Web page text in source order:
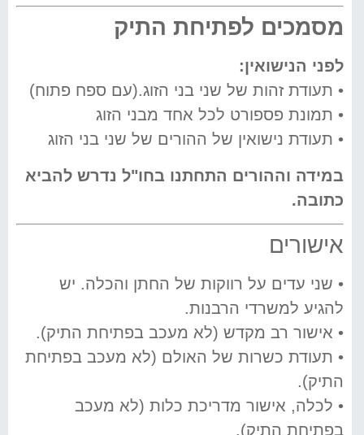
מסמכים לפתיחת התיק
לפני הנישואין:
• תעודת זהות של שני בני הזוג.(עם ספח פתוח)
• תמונת פספורט לכל אחד מבני הזוג
• תעודת נישואין של ההורים של שני בני הזוג
במידה וההורים התחתנו בחו"ל נדרש להביא
כתובה.
אישורים
• שני עדים על רווקות של החתן והכלה. יש
להגיע למשרדי הרבנות.
• אישור רב מקדש (לא מעכב בפתיחת התיק).
• תעודת כשרות של האולם (לא מעכב בפתיחת
התיק).
• לכלה, אישור מדריכת כלות (לא מעכב
בפתיחת התיק).